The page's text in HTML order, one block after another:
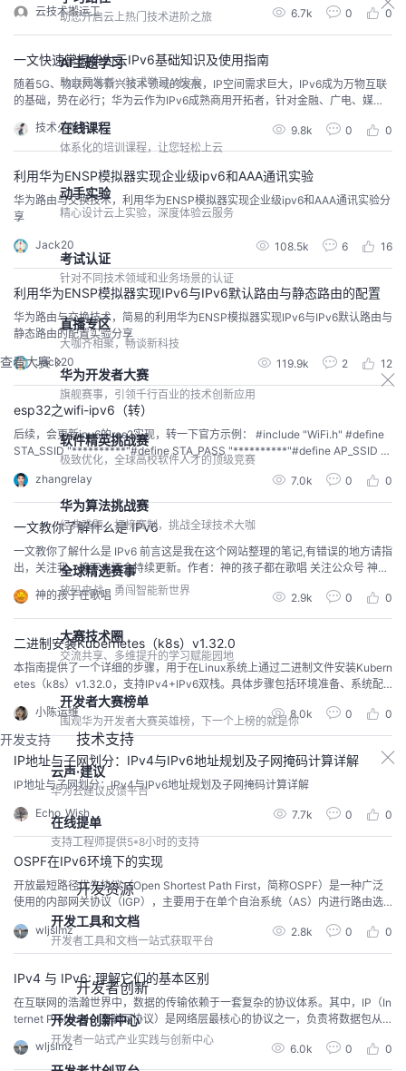
助您开启云上热门技术进阶之旅
AI主题学习
助力开发者一站式学习AI技术
在线课程
体系化的培训课程，让您轻松上云
动手实验
精心设计云上实验，深度体验云服务
考试认证
针对不同技术领域和业务场景的认证
直播专区
大咖齐相聚，畅谈新科技
查看大赛
华为开发者大赛
旗舰赛事，引领千行百业的技术创新应用
软件精英挑战赛
极致优化，全球高校软件人才的顶级竞赛
华为算法挑战赛
经典难题，打榜赛制，挑战全球技术大咖
全球精选赛事
放码来战，勇闯智能新世界
大赛技术圈
交流共享、多维提升的学习赋能园地
开发者大赛榜单
围观华为开发者大赛英雄榜，下一个上榜的就是你
开发支持 技术支持
云声·建议
华为云建议反馈平台
在线提单
支持工程师提供5*8小时的支持
开发资源
开发工具和文档
开发者工具和文档一站式获取平台
开发者创新
开发者创新中心
开发者一站式产业实践与创新中心
十分钟了解华为云IPv6。
云技术搬运工 6.7k 0 0
一文快速掌握华为云IPv6基础知识及使用指南
随着5G、物联网等新兴技术领域的发展，IP空间需求巨大，IPv6成为万物互联
的基础，势在必行；华为云作为IPv6成熟商用开拓者，针对金融、广电、媒资
技术火炬手
9.8k 0 0
利用华为ENSP模拟器实现企业级ipv6和AAA通讯实验
华为路由与交换技术，利用华为ENSP模拟器实现企业级ipv6和AAA通讯实验分
享
Jack20 108.5k 6 16
利用华为ENSP模拟器实现IPv6与IPv6默认路由与静态路由的配置
华为路由与交换技术，简易的利用华为ENSP模拟器实现IPv6与IPv6默认路由与
静态路由的配置实验分享
Jack20 119.9k 2 12
esp32之wifi-ipv6（转）
后续，会更新ipv6的ros2实现，转一下官方示例： #include "WiFi.h" #define
STA_SSID "**********"#define STA_PASS "**********"#define AP_SSID "e
sp32-v6" static volatile bool wifi_connected =...
zhangrelay
7.0k 0 0
一文教你了解什么是 IPv6
一文教你了解什么是 IPv6 前言这是我在这个网站整理的笔记,有错误的地方请指
出，关注我，接下来还会持续更新。作者：神的孩子都在歌唱 关注公众号 神的
孩子都在歌唱 领取学习资料 可领取python，java，计算机基础和算法资料。IP
v6（Internet Protocol Version 6，互联网协议第六版）是互联网协议家族中的
一种网络层协议，用于替代目前广泛使用的 IPv4（Inter...
神的孩子在歌唱 2.9k 0 0
二进制安装Kubernetes（k8s）v1.32.0
本指南提供了一个详细的步骤，用于在Linux系统上通过二进制文件安装Kubern
etes（k8s）v1.32.0，支持IPv4+IPv6双栈。具体步骤包括环境准备、系统配
置、组件安装和配置等。
小陈运维
8.0k 0 0
IP地址与子网划分：IPv4与IPv6地址规划及子网掩码计算详解
IP地址与子网划分：IPv4与IPv6地址规划及子网掩码计算详解
Echo_Wish 7.7k 0 0
OSPF在IPv6环境下的实现
开放最短路径优先协议（Open Shortest Path First，简称OSPF）是一种广泛
使用的内部网关协议（IGP），主要用于在单个自治系统（AS）内进行路由选
择。随着IPv6的逐渐普及，OSPF也演进到了第三个版本（OSPFv3），以支持
IPv6网络。本文将详细介绍OSPFv3在IPv6环境下的实现，包括其主要特点、
配置方法以及实际应用中的注意事项。 1. OSPFv3概述OSPF...
wljslmz 2.8k 0 0
IPv4 与 IPv6: 理解它们的基本区别
在互联网的浩瀚世界中，数据的传输依赖于一套复杂的协议体系。其中，IP（In
ternet Protocol，互联网协议）是网络层最核心的协议之一，负责将数据包从
一个设备传输到另一个设备。随着互联网用户数量的爆炸性增长和技术的不断
进步，IP协议也经历了从IPv4向IPv6的过渡。本文将详细介绍IPv4与IPv6之间
的基本区别，帮助读者更好地理解这两种协议的特点及其对现代网络的影响。
wljslmz 6.0k 0 0